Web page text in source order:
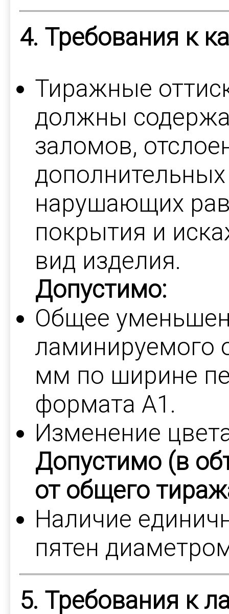
4. Требования к
Тиражные
должны
заломов,
нарушающих
покрытия и
вид изделия.
Допустимо:
Общее
ламинируемого
мм по ширине
формата А1.
Изменение
Допустимо (в
от общего
Наличие
пятен
5. Требования к